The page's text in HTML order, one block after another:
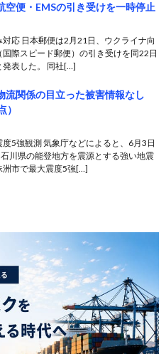
空便・EMSの引き受けを一時停止
応 日本郵便は2月21日、ウクライナ向
国際スピード郵便）の引き受けを同22日
発表した。 同社[…]
流関係の目立った被害情報なし
）
5強観測 気象庁などによると、6月3日
川県の能登地方を震源とする強い地震
洲市で最大震度5強[…]